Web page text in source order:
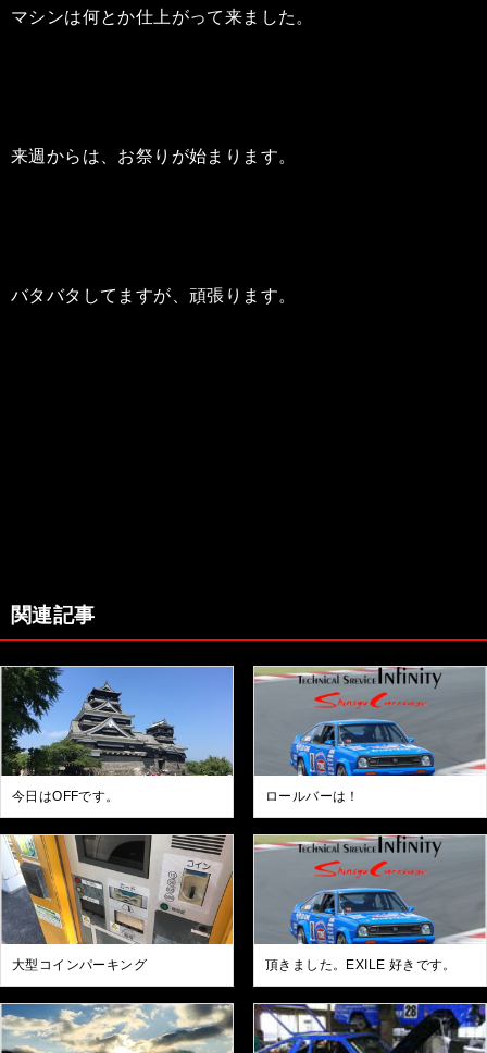
マシンは何とか仕上がって来ました。
来週からは、お祭りが始まります。
バタバタしてますが、頑張ります。
関連記事
今日はOFFです。 ロールバーは！
大型コインパーキング 頂きました。EXILE 好きです。